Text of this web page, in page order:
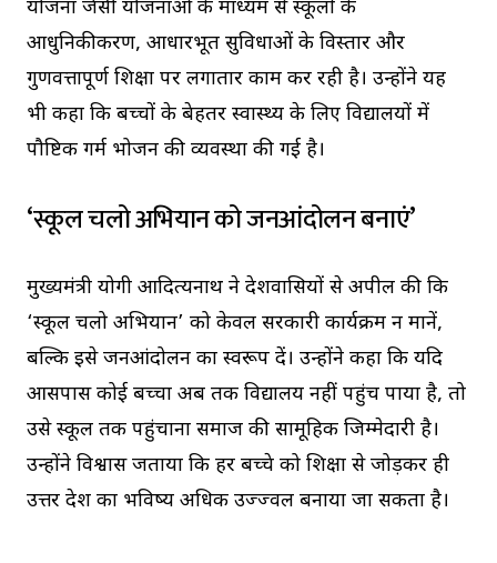
योजना जैसी योजनाओं के माध्यम से स्कूलों के
आधुनिकीकरण, आधारभूत सुविधाओं के विस्तार और
गुणवत्तापूर्ण शिक्षा पर लगातार काम कर रही है। उन्होंने यह
भी कहा कि बच्चों के बेहतर स्वास्थ्य के लिए विद्यालयों में
पौष्टिक गर्म भोजन की व्यवस्था की गई है।
‘स्कूल चलो अभियान को जनआंदोलन बनाएं’
मुख्यमंत्री योगी आदित्यनाथ ने प्रदेशवासियों से अपील की कि
‘स्कूल चलो अभियान’ को केवल सरकारी कार्यक्रम न मानें,
बल्कि इसे जनआंदोलन का स्वरूप दें। उन्होंने कहा कि यदि
आसपास कोई बच्चा अब तक विद्यालय नहीं पहुंच पाया है, तो
उसे स्कूल तक पहुंचाना समाज की सामूहिक जिम्मेदारी है।
उन्होंने विश्वास जताया कि हर बच्चे को शिक्षा से जोड़कर ही
उत्तर प्रदेश का भविष्य अधिक उज्ज्वल बनाया जा सकता है।